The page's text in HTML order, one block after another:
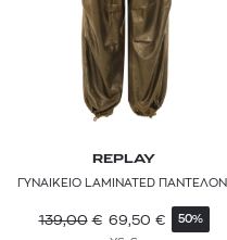
REPLAY
ΓΥΝΑΙΚΕΙΟ LAMINATED ΠΑΝΤΕΛΟΝΙ
139,00 € 69,50 € 50%